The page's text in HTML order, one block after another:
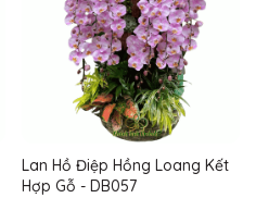
Lan Hồ Điệp Hồng Loang Kết
Hợp Gỗ - DB057